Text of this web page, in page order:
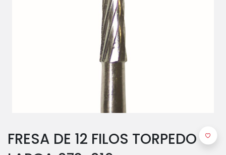
FRESA DE 12 FILOS TORPEDO